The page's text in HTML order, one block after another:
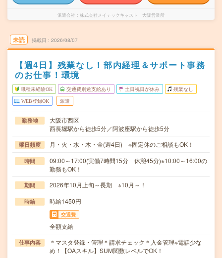
派遣会社 株式会社メイテックキャスト 大阪営業所
未読 掲載日 2026/08/07
【週4日】残業なし！部内経理＆サポート事務
のお仕事！環境
職種未経験OK 交通費別途支給あり 土日祝日が休み 残業なし
WEB登録OK 派遣
勤務地
大阪市西区
西長堀駅から徒歩5分／阿波座駅から徒歩5分
曜日頻度 月・火・水・木・金(週4日) ※固定休のご相談もOK！
時間
09:00～17:00(実働7時間15分 休憩45分)※10:00～16:00の
勤務もOK！
期間 2026年10月上旬～長期 ※10月～！
時給 時給1450円
交通費
全額支給
仕事内容
＊マスタ登録・管理＊請求チェック＊入金管理※電話少な
め！【OAスキル】SUM関数レベルでOK！